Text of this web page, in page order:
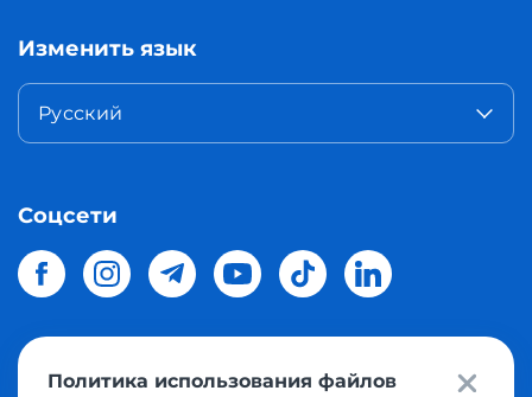
Изменить язык
Русский
Соцсети
Политика использования файлов